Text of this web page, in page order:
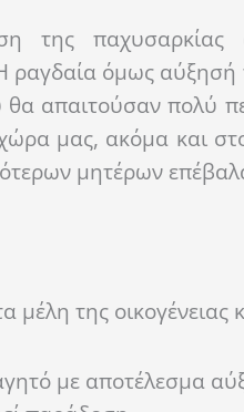
της παχυσαρκίας
όμως αύξησή
θα απαιτούσαν πολύ
μας, ακόμα και
μητέρων
μέλη της
με αποτέλεσμα